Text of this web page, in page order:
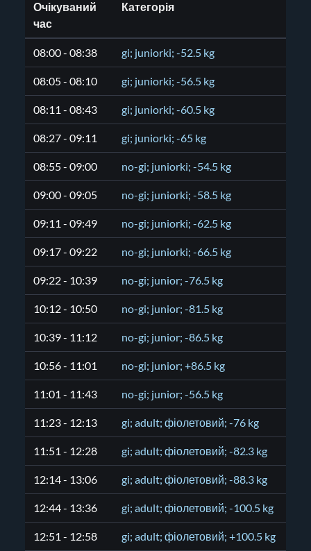
Очікуваний
час
Категорія
08:00 - 08:38 gi; juniorki; -52.5 kg
08:05 - 08:10 gi; juniorki; -56.5 kg
08:11 - 08:43 gi; juniorki; -60.5 kg
08:27 - 09:11 gi; juniorki; -65 kg
08:55 - 09:00 no-gi; juniorki; -54.5 kg
09:00 - 09:05 no-gi; juniorki; -58.5 kg
09:11 - 09:49 no-gi; juniorki; -62.5 kg
09:17 - 09:22 no-gi; juniorki; -66.5 kg
09:22 - 10:39 no-gi; junior; -76.5 kg
10:12 - 10:50 no-gi; junior; -81.5 kg
10:39 - 11:12 no-gi; junior; -86.5 kg
10:56 - 11:01 no-gi; junior; +86.5 kg
11:01 - 11:43 no-gi; junior; -56.5 kg
11:23 - 12:13 gi; adult; фіолетовий; -76 kg
11:51 - 12:28 gi; adult; фіолетовий; -82.3 kg
12:14 - 13:06 gi; adult; фіолетовий; -88.3 kg
12:44 - 13:36 gi; adult; фіолетовий; -100.5 kg
12:51 - 12:58 gi; adult; фіолетовий; +100.5 kg